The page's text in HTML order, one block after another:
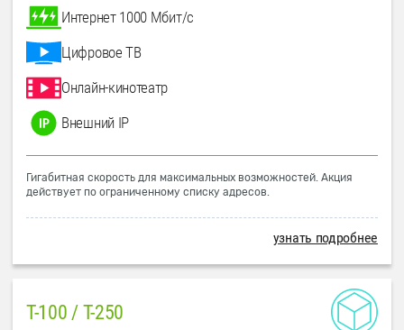
Интернет 1000 Мбит/с
Цифровое ТВ
Онлайн-кинотеатр
Внешний IP
Гигабитная скорость для максимальных возможностей. Акция
действует по ограниченному списку адресов.
узнать подробнее
T-100 / T-250